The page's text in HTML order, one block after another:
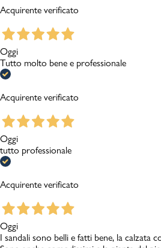
Acquirente verificato
Oggi
Tutto molto bene e professionale
Acquirente verificato
Oggi
tutto professionale
Acquirente verificato
Oggi
I sandali sono belli e fatti bene, la calzata